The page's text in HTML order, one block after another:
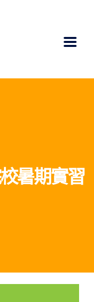
暑期實習